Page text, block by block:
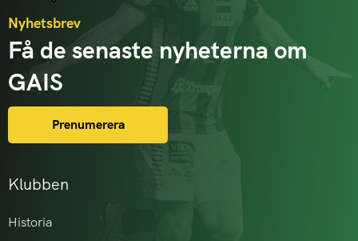
Klubben
Historia
Nyhetsbrev
Få de senaste nyheterna om
GAIS
Prenumerera